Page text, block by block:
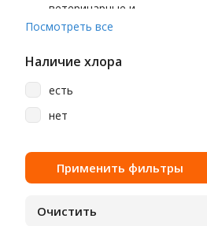
Pro-Brite
Sanfor
Smart Medical
Suma
Uniq
Абсолон
Авансепт
ветеринарные и
животноводческие объекты,
дезинфекция мест и средств
(вокза
общественного пользования
(вокзалы, аэропорты и т.п.),
детские учреждения
детские учреждения (детсады,
Посмотреть все
Наличие хлора
есть
нет